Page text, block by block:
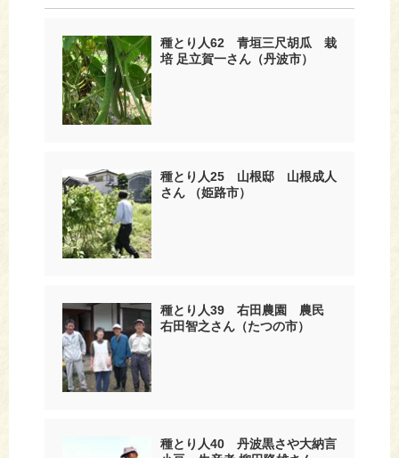
種とり人62 青垣三尺胡瓜 栽
培 足立賀一さん（丹波市）
種とり人25 山根邸 山根成人
さん （姫路市）
種とり人39 右田農園 農民
右田智之さん（たつの市）
種とり人40 丹波黒さや大納言